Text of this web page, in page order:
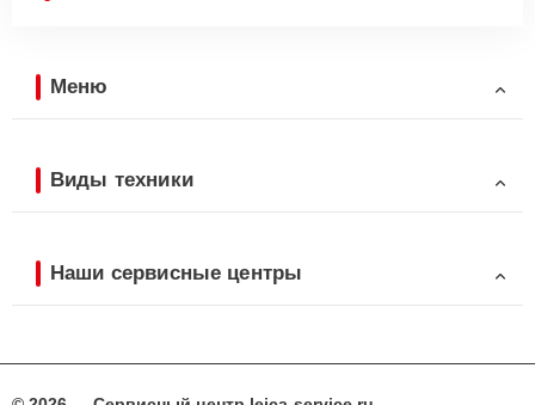
Меню
Виды техники
Наши сервисные центры